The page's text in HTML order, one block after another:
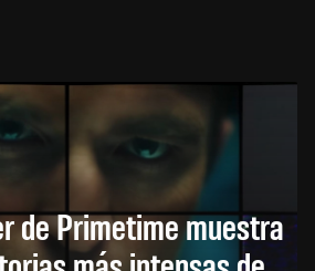
de Primetime muestra